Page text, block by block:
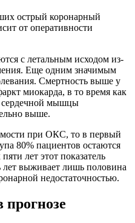
острый коронарный
от оперативности
с летальным исходом из-
Еще одним значимым
Смертность выше у
миокарда, в то время как
сердечной мышцы
выше.
при ОКС, то в первый
80% пациентов остаются
лет этот показатель
лет выживает лишь половина
недостаточностью.
прогнозе